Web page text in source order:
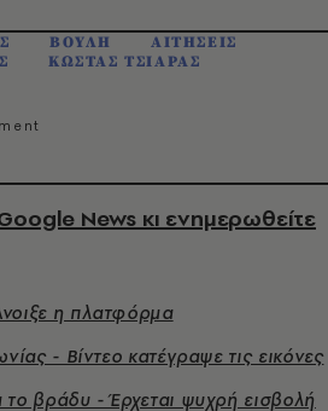
ΒΟΥΛΗ
ΑΙΤΗΣΕΙΣ
ΚΩΣΤΑΣ ΤΣΙΑΡΑΣ
News κι ενημερωθείτε
η πλατφόρμα
- Βίντεο κατέγραψε τις εικόνες
βράδυ - Έρχεται ψυχρή εισβολή